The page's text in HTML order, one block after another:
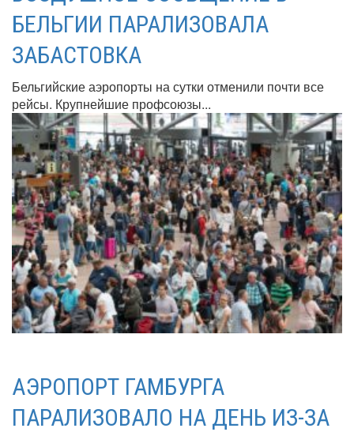
БЕЛЬГИИ ПАРАЛИЗОВАЛА
ЗАБАСТОВКА
Бельгийские аэропорты на сутки отменили почти все
рейсы. Крупнейшие профсоюзы...
АЭРОПОРТ ГАМБУРГА
ПАРАЛИЗОВАЛО НА ДЕНЬ ИЗ-ЗА